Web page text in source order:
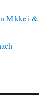
Mikkeli &